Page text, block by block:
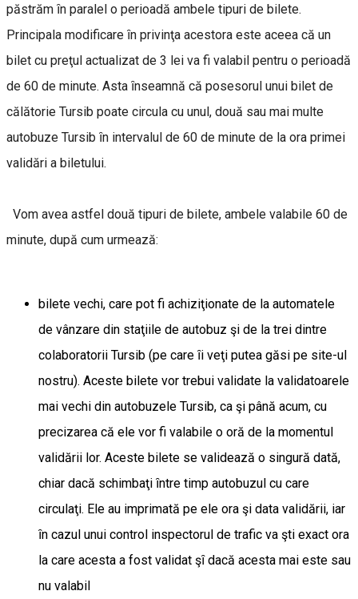
păstrăm ȋn paralel o perioadă ambele tipuri de bilete.
Principala modificare ȋn privinţa acestora este aceea că un
bilet cu preţul actualizat de 3 lei va fi valabil pentru o perioadă
de 60 de minute. Asta ȋnseamnă că posesorul unui bilet de
călătorie Tursib poate circula cu unul, două sau mai multe
autobuze Tursib ȋn intervalul de 60 de minute de la ora primei
validări a biletului.
Vom avea astfel două tipuri de bilete, ambele valabile 60 de
minute, după cum urmează:
bilete vechi, care pot fi achiziţionate de la automatele
de vânzare din staţiile de autobuz şi de la trei dintre
colaboratorii Tursib (pe care ȋi veţi putea găsi pe site-ul
nostru). Aceste bilete vor trebui validate la validatoarele
mai vechi din autobuzele Tursib, ca şi până acum, cu
precizarea că ele vor fi valabile o oră de la momentul
validării lor. Aceste bilete se validează o singură dată,
chiar dacă schimbaţi ȋntre timp autobuzul cu care
circulaţi. Ele au imprimată pe ele ora şi data validării, iar
ȋn cazul unui control inspectorul de trafic va şti exact ora
la care acesta a fost validat şȋ dacă acesta mai este sau
nu valabil